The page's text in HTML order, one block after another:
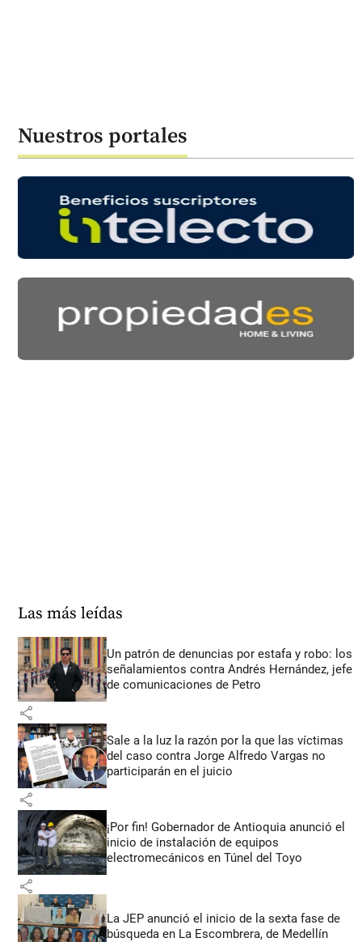
Nuestros portales
Las más leídas
Un patrón de denuncias por estafa y robo: los
señalamientos contra Andrés Hernández, jefe
de comunicaciones de Petro
share
Sale a la luz la razón por la que las víctimas
del caso contra Jorge Alfredo Vargas no
participarán en el juicio
share
¡Por fin! Gobernador de Antioquia anunció el
inicio de instalación de equipos
electromecánicos en Túnel del Toyo
share
La JEP anunció el inicio de la sexta fase de
búsqueda en La Escombrera, de Medellín